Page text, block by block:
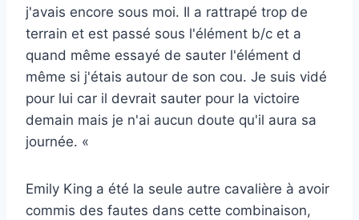
j'avais encore sous moi. Il a rattrapé trop de
terrain et est passé sous l'élément b/c et a
quand même essayé de sauter l'élément d
même si j'étais autour de son cou. Je suis vidé
pour lui car il devrait sauter pour la victoire
demain mais je n'ai aucun doute qu'il aura sa
journée. «
Emily King a été la seule autre cavalière à avoir
commis des fautes dans cette combinaison,